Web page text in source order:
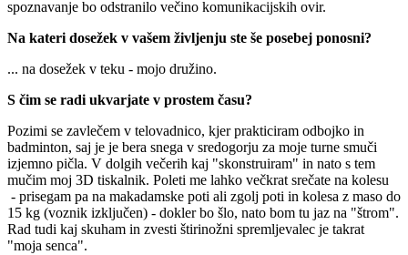
spoznavanje bo odstranilo večino komunikacijskih ovir.
Na kateri dosežek v vašem življenju ste še posebej ponosni?
... na dosežek v teku - mojo družino.
S čim se radi ukvarjate v prostem času?
Pozimi se zavlečem v telovadnico, kjer prakticiram odbojko in
badminton, saj je je bera snega v sredogorju za moje turne smuči
izjemno pičla. V dolgih večerih kaj "skonstruiram" in nato s tem
mučim moj 3D tiskalnik. Poleti me lahko večkrat srečate na kolesu
- prisegam pa na makadamske poti ali zgolj poti in kolesa z maso do
15 kg (voznik izključen) - dokler bo šlo, nato bom tu jaz na "štrom".
Rad tudi kaj skuham in zvesti štirinožni spremljevalec je takrat
"moja senca".